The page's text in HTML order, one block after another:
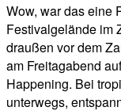
Wow, war das eine
Festivalgelände im
draußen vor dem
am Freitagabend
Happening. Bei
unterwegs,